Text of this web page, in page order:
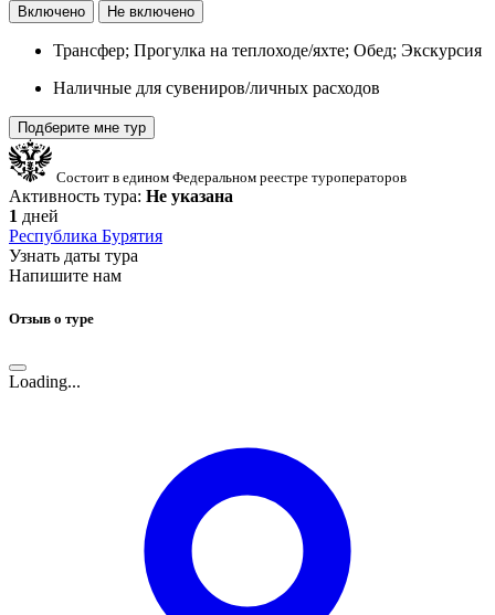
Включено Не включено
Трансфер; Прогулка на теплоходе/яхте; Обед; Экскурсия
Наличные для сувениров/личных расходов
Подберите мне тур
Состоит в едином Федеральном реестре туроператоров
Активность тура: Не указана
1 дней
Республика Бурятия
Узнать даты тура
Напишите нам
Отзыв о туре
Loading...